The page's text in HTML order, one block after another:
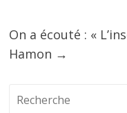
On a écouté : «
Hamon →